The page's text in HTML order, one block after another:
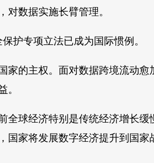
数据实施长臂管理。
护专项立法已成为国际惯例。
家的主权。面对数据跨境流动愈
。
全球经济特别是传统经济增长缓
国家将发展数字经济提升到国家